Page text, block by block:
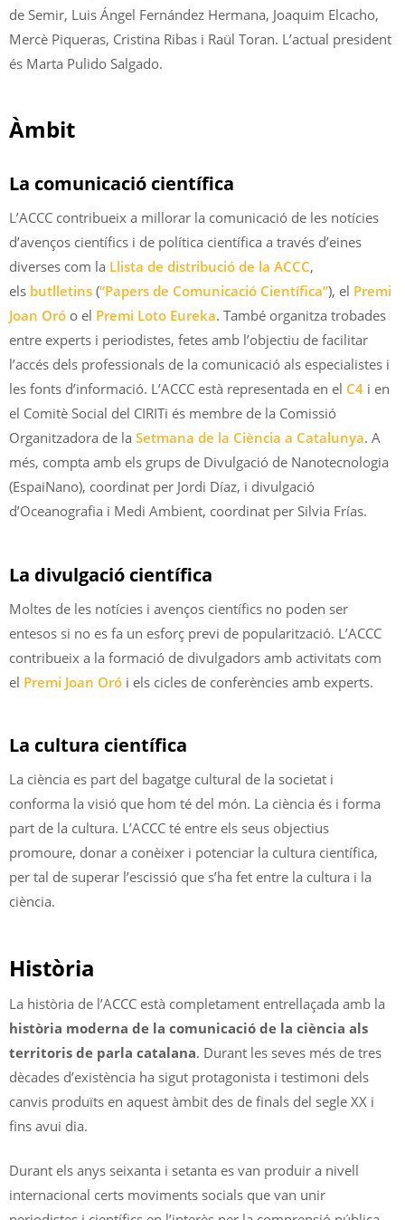
de Semir, Luis Ángel Fernández Hermana, Joaquim Elcacho,
Mercè Piqueras, Cristina Ribas i Raül Toran. L’actual president
és Marta Pulido Salgado.
Àmbit
La comunicació científica
L’ACCC contribueix a millorar la comunicació de les notícies
d’avenços científics i de política científica a través d’eines
diverses com la Llista de distribució de la ACCC,
els butlletins (“Papers de Comunicació Científica”), el Premi
Joan Oró o el Premi Loto Eureka. També organitza trobades
entre experts i periodistes, fetes amb l’objectiu de facilitar
l’accés dels professionals de la comunicació als especialistes i
les fonts d’informació. L’ACCC està representada en el C4 i en
el Comitè Social del CIRITi és membre de la Comissió
Organitzadora de la Setmana de la Ciència a Catalunya. A
més, compta amb els grups de Divulgació de Nanotecnologia
(EspaiNano), coordinat per Jordi Díaz, i divulgació
d’Oceanografia i Medi Ambient, coordinat per Silvia Frías.
La divulgació científica
Moltes de les notícies i avenços científics no poden ser
entesos si no es fa un esforç previ de popularització. L’ACCC
contribueix a la formació de divulgadors amb activitats com
el Premi Joan Oró i els cicles de conferències amb experts.
La cultura científica
La ciència es part del bagatge cultural de la societat i
conforma la visió que hom té del món. La ciència és i forma
part de la cultura. L’ACCC té entre els seus objectius
promoure, donar a conèixer i potenciar la cultura científica,
per tal de superar l’escissió que s’ha fet entre la cultura i la
ciència.
Història
La història de l’ACCC està completament entrellaçada amb la
història moderna de la comunicació de la ciència als
territoris de parla catalana. Durant les seves més de tres
dècades d’existència ha sigut protagonista i testimoni dels
canvis produïts en aquest àmbit des de finals del segle XX i
fins avui dia.
Durant els anys seixanta i setanta es van produir a nivell
internacional certs moviments socials que van unir